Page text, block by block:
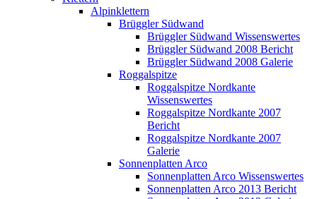
Alpinklettern
Brüggler Südwand
Brüggler Südwand Wissenswertes
Brüggler Südwand 2008 Bericht
Brüggler Südwand 2008 Galerie
Roggalspitze
Roggalspitze Nordkante
Wissenswertes
Roggalspitze Nordkante 2007
Bericht
Roggalspitze Nordkante 2007
Galerie
Sonnenplatten Arco
Sonnenplatten Arco Wissenswertes
Sonnenplatten Arco 2013 Bericht